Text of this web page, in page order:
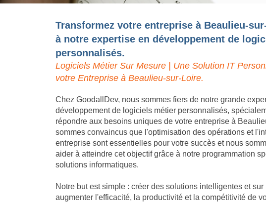
Transformez votre entreprise à Beaulieu-
à notre expertise en développement de
personnalisés.
Logiciels Métier Sur Mesure | Une Solution IT
votre Entreprise à Beaulieu-sur-Loire.
Chez GoodallDev, nous sommes fiers de notre grande
développement de logiciels métier personnalisés,
répondre aux besoins uniques de votre entreprise à
sommes convaincus que l'optimisation des opérations et
entreprise sont essentielles pour votre succès et nous
aider à atteindre cet objectif grâce à notre programmation
solutions informatiques.
Notre but est simple : créer des solutions intelligentes et sur
augmenter l'efficacité, la productivité et la compétitivité de